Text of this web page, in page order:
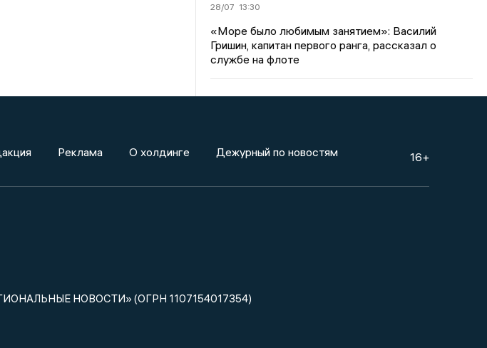
28/07 13:30
«Море было любимым занятием»: Василий
Гришин, капитан первого ранга, рассказал о
службе на флоте
Реклама О холдинге Дежурный по новостям 16+
НОВОСТИ» (ОГРН 1107154017354)